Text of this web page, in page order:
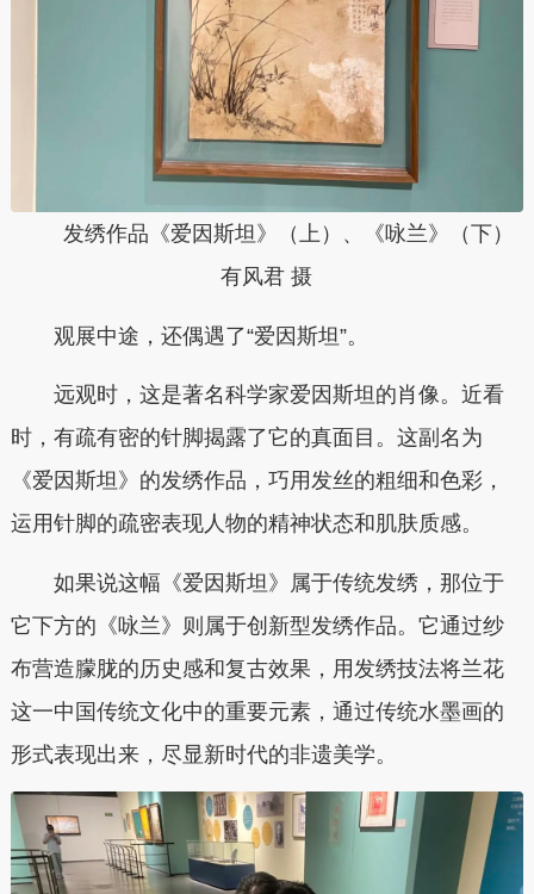
发绣作品《爱因斯坦》（上）、《咏兰》（下）
有风君 摄
观展中途，还偶遇了“爱因斯坦”。
远观时，这是著名科学家爱因斯坦的肖像。近看
时，有疏有密的针脚揭露了它的真面目。这副名为
《爱因斯坦》的发绣作品，巧用发丝的粗细和色彩，
运用针脚的疏密表现人物的精神状态和肌肤质感。
如果说这幅《爱因斯坦》属于传统发绣，那位于
它下方的《咏兰》则属于创新型发绣作品。它通过纱
布营造朦胧的历史感和复古效果，用发绣技法将兰花
这一中国传统文化中的重要元素，通过传统水墨画的
形式表现出来，尽显新时代的非遗美学。